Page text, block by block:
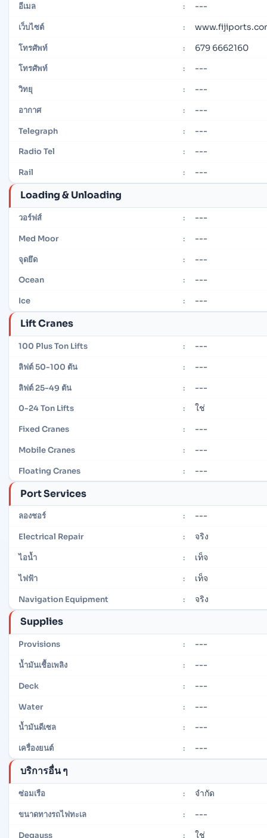
อีเมล : ---
เว็บไซต์ :
โทรศัพท์ : 679 6662160
โทรศัพท์ : ---
วิทยุ : ---
อากาศ : ---
Telegraph : ---
Radio Tel : ---
Rail : ---
Loading & Unloading
วอร์ฟส์ : ---
Med Moor : ---
จุดยึด : ---
Ocean : ---
Ice : ---
Lift Cranes
100 Plus Ton Lifts : ---
ลิฟต์ 50-100 ตัน : ---
ลิฟต์ 25-49 ตัน : ---
0-24 Ton Lifts : ใช่
Fixed Cranes : ---
Mobile Cranes : ---
Floating Cranes : ---
Port Services
ลองชอร์ : ---
Electrical Repair : จริง
ไอน้ำ : เท็จ
ไฟฟ้า : เท็จ
Navigation Equipment : จริง
Supplies
Provisions : ---
น้ำมันเชื้อเพลิง : ---
Deck : ---
Water : ---
น้ำมันดีเซล : ---
เครื่องยนต์ : ---
บริการอื่น ๆ
ซ่อมเรือ : จำกัด
ขนาดทางรถไฟทะเล : ---
Degauss : ใช่